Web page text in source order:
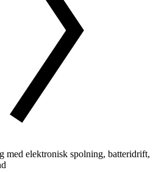
med elektronisk spolning, batteridrift,